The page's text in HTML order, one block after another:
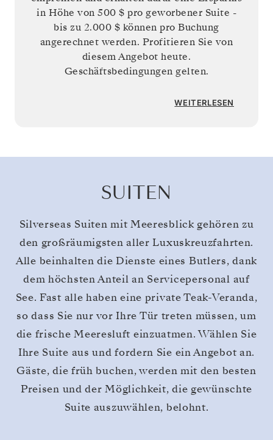
in Höhe von 500 $ pro geworbener Suite -
bis zu 2.000 $ können pro Buchung
angerechnet werden. Profitieren Sie von
diesem Angebot heute.
Geschäftsbedingungen gelten.
WEITERLESEN
SUITEN
Silverseas Suiten mit Meeresblick gehören zu
den großräumigsten aller Luxuskreuzfahrten.
Alle beinhalten die Dienste eines Butlers, dank
dem höchsten Anteil an Servicepersonal auf
See. Fast alle haben eine private Teak-Veranda,
so dass Sie nur vor Ihre Tür treten müssen, um
die frische Meeresluft einzuatmen. Wählen Sie
Ihre Suite aus und fordern Sie ein Angebot an.
Gäste, die früh buchen, werden mit den besten
Preisen und der Möglichkeit, die gewünschte
Suite auszuwählen, belohnt.